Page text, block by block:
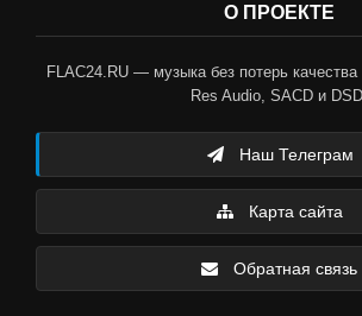
О ПРОЕКТЕ
FLAC24.RU — музыка без потерь
Res Audio, SACD и DSD.
Наш Телеграм
Карта сайта
Обратная связь